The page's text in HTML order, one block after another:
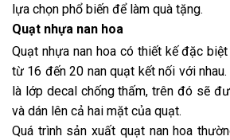
lựa chọn phổ biến để làm quà tặng.
Quạt nhựa nan hoa
Quạt nhựa nan hoa có thiết kế đặc
từ 16 đến 20 nan quạt kết nối với
là lớp decal chống thấm, trên đó sẽ
và dán lên cả hai mặt của quạt.
Quá trình sản xuất quạt nan hoa